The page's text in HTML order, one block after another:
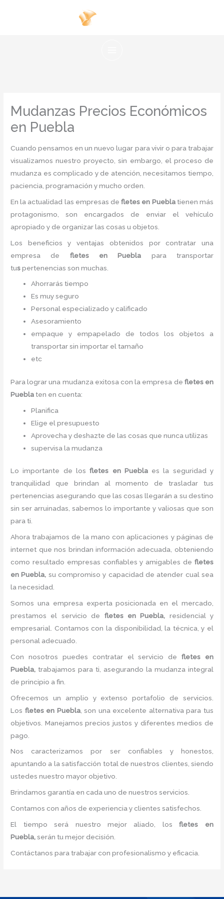
Mudanzas Precios Económicos
en Puebla
Cuando pensamos en un nuevo lugar para vivir o para trabajar
visualizamos nuestro proyecto, sin embargo, el proceso de
mudanza es complicado y de atención, necesitamos tiempo,
paciencia, programación y mucho orden.
En la actualidad las empresas defletes en Puebla tienen más
protagonismo, son encargados de enviar el vehículo
apropiado y de organizar las cosas u objetos.
Los beneficios y ventajas obtenidos por contratar una
empresa de fletes en Puebla para transportar
tuspertenencias son muchas.
Ahorrarás tiempo
Es muy seguro
Personal especializado y calificado
Asesoramiento
empaque y empapelado de todos los objetos a
transportar sin importar el tamaño
etc
Para lograr una mudanza exitosa con la empresa de fletes en
Puebla ten en cuenta:
Planifica
Elige el presupuesto
Aprovecha y deshazte de las cosas que nunca utilizas
supervisa la mudanza
Lo importante de losfletes en Puebla es la seguridad y
tranquilidad que brindan al momento de trasladar tus
pertenencias asegurando que las cosas llegarán a su destino
sin ser arruinadas, sabemos lo importante y valiosas que son
para ti.
Ahora trabajamos de la mano con aplicaciones y páginas de
internet que nos brindan información adecuada, obteniendo
como resultado empresas confiables y amigables de fletes
en Puebla, su compromiso y capacidad de atender cual sea
la necesidad.
Somos una empresa experta posicionada en el mercado,
prestamos el servicio de fletes en Puebla, residencial y
empresarial. Contamos con la disponibilidad, la técnica, y el
personal adecuado.
Con nosotros puedes contratar el servicio defletes en
Puebla, trabajamos para ti, asegurando la mudanza integral
de principio a fin.
Ofrecemos un amplio y extenso portafolio de servicios.
Los fletes en Puebla, son una excelente alternativa para tus
objetivos. Manejamos precios justos y diferentes medios de
pago.
Nos caracterizamos por ser confiables y honestos,
apuntando a la satisfacción total de nuestros clientes, siendo
ustedes nuestro mayor objetivo.
Brindamos garantía en cada uno de nuestros servicios.
Contamos con años de experiencia y clientes satisfechos.
El tiempo será nuestro mejor aliado, losfletes en
Puebla,serán tu mejor decisión.
Contáctanos para trabajar con profesionalismo y eficacia.